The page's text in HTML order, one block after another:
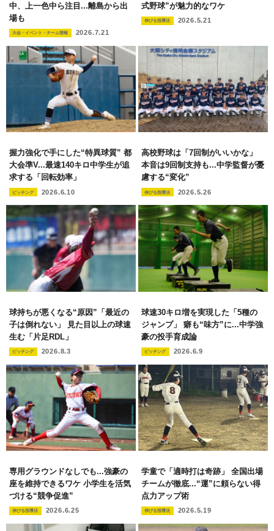
中、上一色中ら注目...離島から出
場も
大会・イベント・チーム情報 2026.7.21
式野球”が魅力的なワケ
伸びる指導法 2026.5.21
握力強化で手にした“特異球質” 都
大会準V...最速140キロ中学生が追
求する「回転効率」
ピッチング 2026.6.10
高校野球は「7回制がいいかな」
本音は9回制支持も...中学監督が憂
慮する“変化”
伸びる指導法 2026.5.26
球持ちが悪くなる“原因”「最近の
子は倒れない」 見た目以上の球速
生む「片足RDL」
ピッチング 2026.8.3
球速30キロ増を実現した「5種の
ジャンプ」 癖も“味方”に...中学強
豪の投手育成論
ピッチング 2026.6.9
専用グラウンドなしでも...強豪の
座を維持できるワケ 小学生を活気
づける“競争促進”
伸びる指導法 2026.6.25
学童で「適時打は奇跡」 全国出場
チームが徹底...“運”に頼らない得
点力アップ術
伸びる指導法 2026.5.19